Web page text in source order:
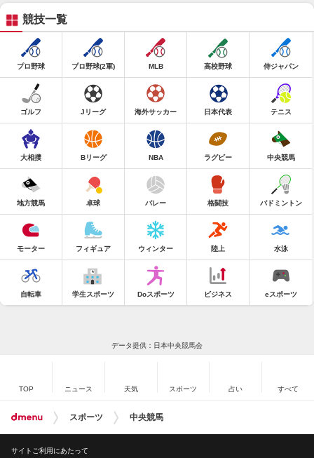
競技一覧
プロ野球 プロ野球(2軍) MLB 高校野球 侍ジャパン
ゴルフ Jリーグ 海外サッカー 日本代表 テニス
大相撲 Bリーグ NBA ラグビー 中央競馬
地方競馬 卓球 バレー 格闘技 バドミントン
モーター フィギュア ウィンター 陸上 水泳
自転車 学生スポーツ Doスポーツ ビジネス eスポーツ
データ提供：日本中央競馬会
TOP ニュース 天気 スポーツ 占い すべて
スポーツ 中央競馬
サイトご利用にあたって